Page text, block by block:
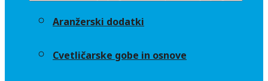
Aranžerski dodatki
Cvetličarske gobe in osnove